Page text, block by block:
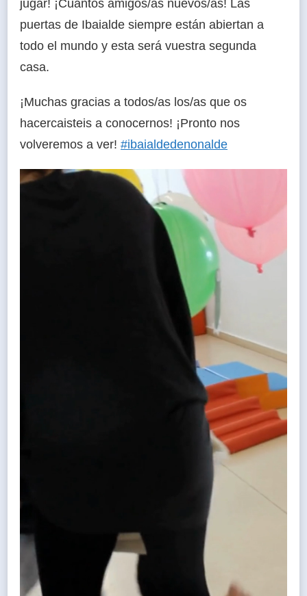
jugar! ¡Cuántos amigos/as nuevos/as! Las
puertas de Ibaialde siempre están abiertan a
todo el mundo y esta será vuestra segunda
casa.
¡Muchas gracias a todos/as los/as que os
hacercaisteis a conocernos! ¡Pronto nos
volveremos a ver! #ibaialdedenonalde